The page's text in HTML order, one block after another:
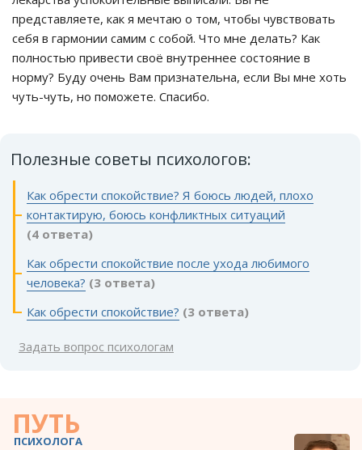
представляете, как я мечтаю о том, чтобы чувствовать
себя в гармонии самим с собой. Что мне делать? Как
полностью привести своё внутреннее состояние в
норму? Буду очень Вам признательна, если Вы мне хоть
чуть-чуть, но поможете. Спасибо.
Полезные советы психологов:
Как обрести спокойствие? Я боюсь людей, плохо
контактирую, боюсь конфликтных ситуаций
(4 ответа)
Как обрести спокойствие после ухода любимого
человека? (3 ответа)
Как обрести спокойствие? (3 ответа)
Задать вопрос психологам
ПУТЬ
ПСИХОЛОГА